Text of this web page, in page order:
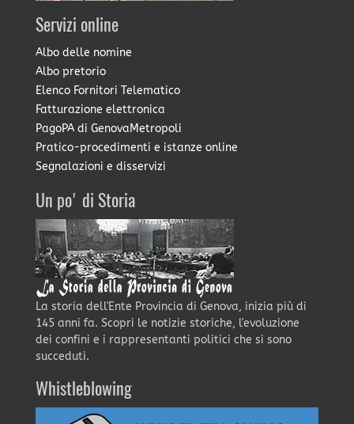
Servizi online
Albo delle nomine
Albo pretorio
Elenco Fornitori Telematico
Fatturazione elettronica
PagoPA di GenovaMetropoli
Pratico-procedimenti e istanze online
Segnalazioni e disservizi
Un po' di Storia
La storia dell'Ente Provincia di Genova, inizia più di
145 anni fa. Scopri le notizie storiche, l'evoluzione
dei confini e i rappresentanti politici che si sono
succeduti.
Whistleblowing